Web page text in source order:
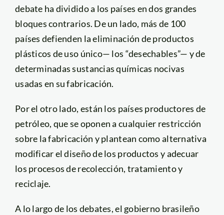
debate ha dividido a los países en dos grandes
bloques contrarios. De un lado, más de 100
países defienden la eliminación de productos
plásticos de uso único— los “desechables”— y de
determinadas sustancias químicas nocivas
usadas en su fabricación.
Por el otro lado, están los países productores de
petróleo, que se oponen a cualquier restricción
sobre la fabricación y plantean como alternativa
modificar el diseño de los productos y adecuar
los procesos de recolección, tratamiento y
reciclaje.
A lo largo de los debates, el gobierno brasileño